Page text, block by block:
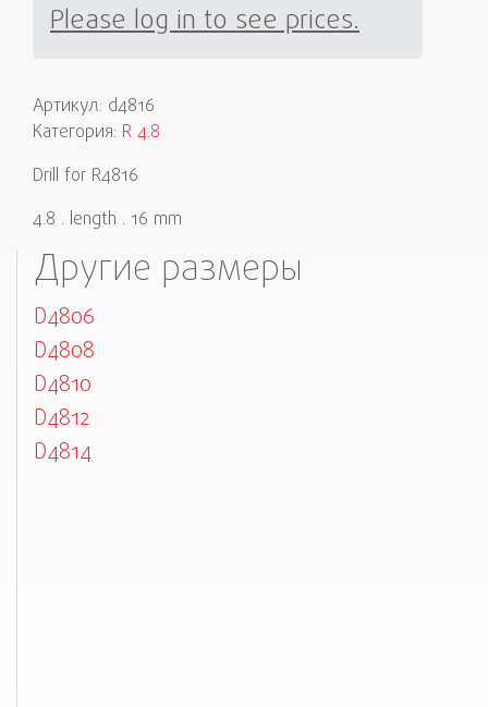
Please log in to see prices.
Артикул: d4816
Категория: R 4.8
Drill for R4816
4.8 . length . 16 mm
Другие размеры
D4806
D4808
D4810
D4812
D4814